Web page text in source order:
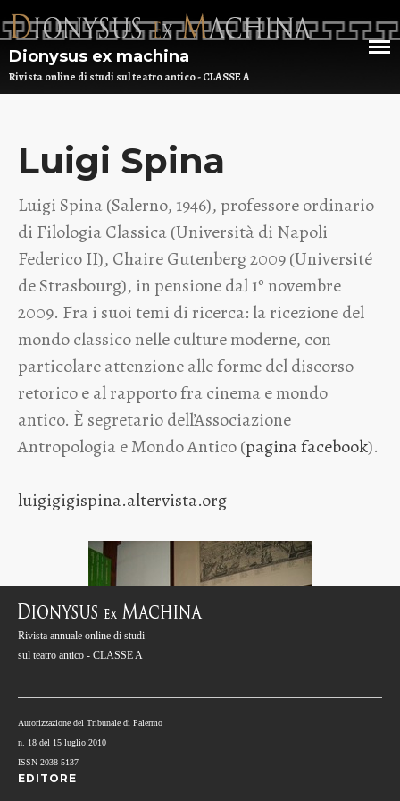
HOME
DEM NUMERO 16 – ANNO 2025
ARCHIVIO
Dionysus ex machina
Rivista online di studi sul teatro antico - CLASSE A
Luigi Spina
Luigi Spina (Salerno, 1946), professore ordinario
di Filologia Classica (Università di Napoli
Federico II), Chaire Gutenberg 2009 (Université
de Strasbourg), in pensione dal 1º novembre
2009. Fra i suoi temi di ricerca: la ricezione del
mondo classico nelle culture moderne, con
particolare attenzione alle forme del discorso
retorico e al rapporto fra cinema e mondo
antico. È segretario dell’Associazione
Antropologia e Mondo Antico (pagina facebook).
luigigigispina.altervista.org
Rivista annuale online di studi
sul teatro antico - CLASSE A
Autorizzazione del Tribunale di Palermo
n. 18 del 15 luglio 2010
ISSN 2038-5137
EDITORE